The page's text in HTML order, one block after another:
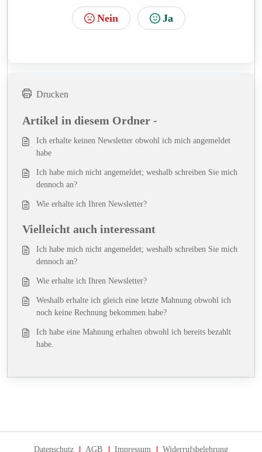
Nein Ja
Drucken
Artikel in diesem Ordner -
Ich erhalte keinen Newsletter obwohl ich mich angemeldet
habe
Ich habe mich nicht angemeldet; weshalb schreiben Sie mich
dennoch an?
Wie erhalte ich Ihren Newsletter?
Vielleicht auch interessant
Ich habe mich nicht angemeldet; weshalb schreiben Sie mich
dennoch an?
Wie erhalte ich Ihren Newsletter?
Weshalb erhalte ich gleich eine letzte Mahnung obwohl ich
noch keine Rechnung bekommen habe?
Ich habe eine Mahnung erhalten obwohl ich bereits bezahlt
habe.
Datenschutz AGB Impressum Widerrufsbelehrung